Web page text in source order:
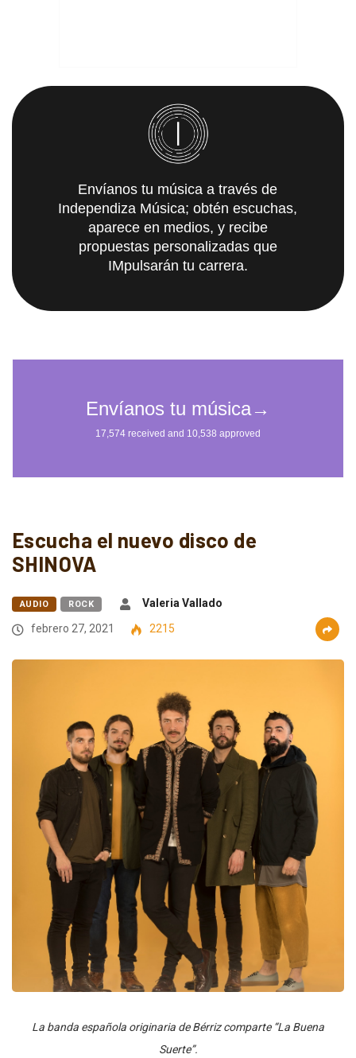
Envíanos tu música a través de
Independiza Música; obtén escuchas,
aparece en medios, y recibe
propuestas personalizadas que
IMpulsarán tu carrera.
Escucha el nuevo disco de
SHINOVA
AUDIO ROCK
Valeria Vallado
febrero 27, 2021
2215
La banda española originaria de Bérriz comparte “La Buena
Suerte”.